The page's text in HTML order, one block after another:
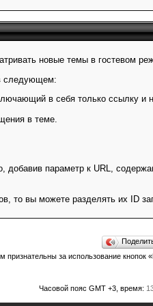
новые темы в гостевом
следующем:
в себя только ссылку и
в теме.
добавив параметр к URL,
то вы можете разделять их ID
признательны за использование кнопок
Часовой пояс GMT +3, время: